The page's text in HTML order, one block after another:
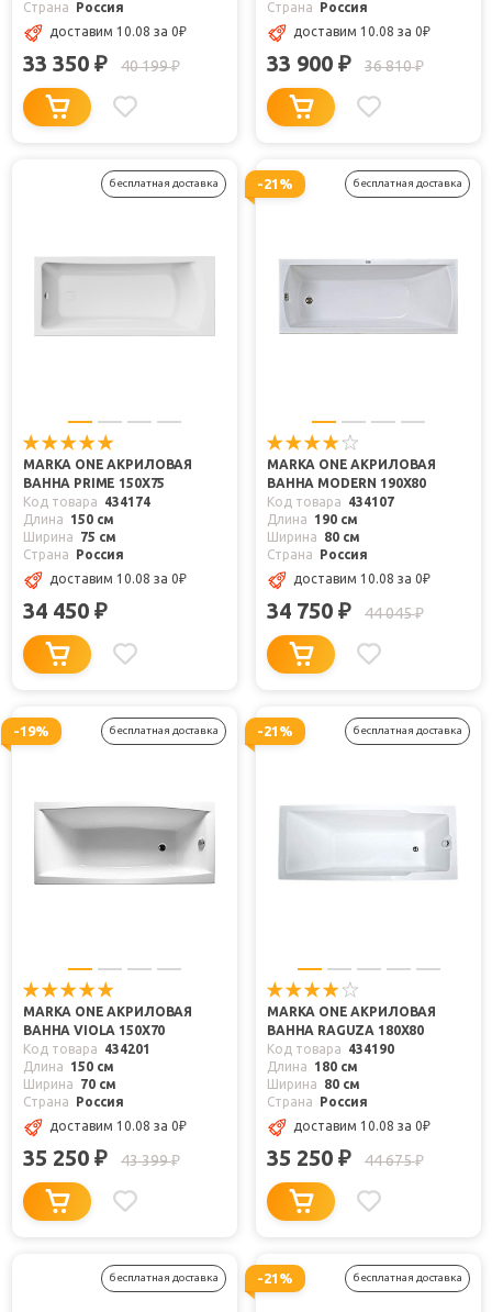
Страна
Россия
доставим 10.08 за 0₽
33 350 ₽ 40 199₽
Страна
Россия
доставим 10.08 за 0₽
33 900 ₽ 36 810₽
бесплатная доставка
MARKA ONE АКРИЛОВАЯ
ВАННА PRIME 150X75
Код товара
434174
Длина
150 см
Ширина
75 см
Страна
Россия
доставим 10.08 за 0₽
34 450 ₽
-21% бесплатная доставка
MARKA ONE АКРИЛОВАЯ
ВАННА MODERN 190X80
Код товара
434107
Длина
190 см
Ширина
80 см
Страна
Россия
доставим 10.08 за 0₽
34 750 ₽ 44 045₽
-19% бесплатная доставка
MARKA ONE АКРИЛОВАЯ
ВАННА VIOLA 150X70
Код товара
434201
Длина
150 см
Ширина
70 см
Страна
Россия
доставим 10.08 за 0₽
35 250 ₽ 43 399₽
-21% бесплатная доставка
MARKA ONE АКРИЛОВАЯ
ВАННА RAGUZA 180X80
Код товара
434190
Длина
180 см
Ширина
80 см
Страна
Россия
доставим 10.08 за 0₽
35 250 ₽ 44 675₽
бесплатная доставка -21% бесплатная доставка